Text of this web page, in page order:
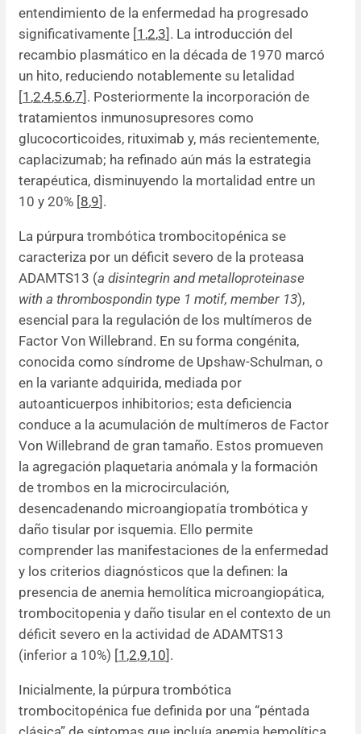
entendimiento de la enfermedad ha progresado
significativamente [1 ,2,3]. La introducción del
recambio plasmático en la década de 1970 marcó
un hito, reduciendo notablemente su letalidad
[1 ,2,4,5,6,7]. Posteriormente la incorporación de
tratamientos inmunosupresores como
glucocorticoides, rituximab y, más recientemente,
caplacizumab; ha refinado aún más la estrategia
terapéutica, disminuyendo la mortalidad entre un
10 y 20% [8,9].
La púrpura trombótica trombocitopénica se
caracteriza por un déficit severo de la proteasa
ADAMTS13 (a disintegrin and metalloproteinase
with a thrombospondin type 1 motif, member 13),
esencial para la regulación de los multímeros de
Factor Von Willebrand. En su forma congénita,
conocida como síndrome de Upshaw-Schulman, o
en la variante adquirida, mediada por
autoanticuerpos inhibitorios; esta deficiencia
conduce a la acumulación de multímeros de Factor
Von Willebrand de gran tamaño. Estos promueven
la agregación plaquetaria anómala y la formación
de trombos en la microcirculación,
desencadenando microangiopatía trombótica y
daño tisular por isquemia. Ello permite
comprender las manifestaciones de la enfermedad
y los criterios diagnósticos que la definen: la
presencia de anemia hemolítica microangiopática,
trombocitopenia y daño tisular en el contexto de un
déficit severo en la actividad de ADAMTS13
(inferior a 10%) [1 ,2,9,10].
Inicialmente, la púrpura trombótica
trombocitopénica fue definida por una “péntada